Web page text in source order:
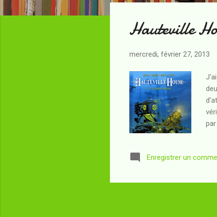
Hauteville
mercredi, février 27, 2013
Enregistrer un